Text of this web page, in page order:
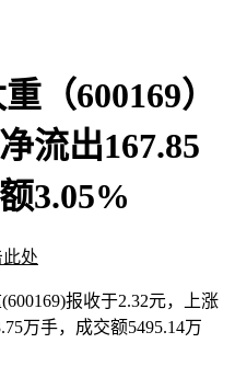
（600169）
流出167.85
3.05%
处
报收于2.32元，上涨
万手，成交额5495.14万